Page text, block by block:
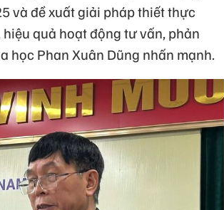
và đề xuất giải pháp thiết thực
quả hoạt động tư vấn, phản
học Phan Xuân Dũng nhấn mạnh.